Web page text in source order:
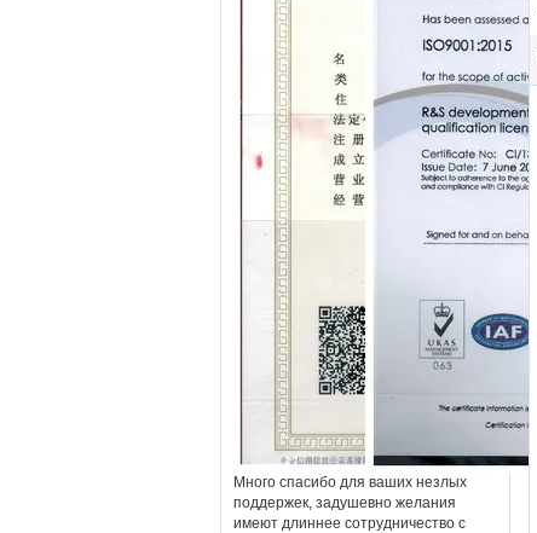
Много спасибо для ваших незлых
поддержек, задушевно желания
имеют длиннее сотрудничество с